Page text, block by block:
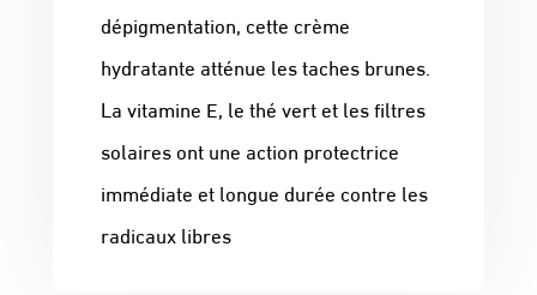
dépigmentation, cette crème
hydratante atténue les taches brunes.
La vitamine E, le thé vert et les filtres
solaires ont une action protectrice
immédiate et longue durée contre les
radicaux libres